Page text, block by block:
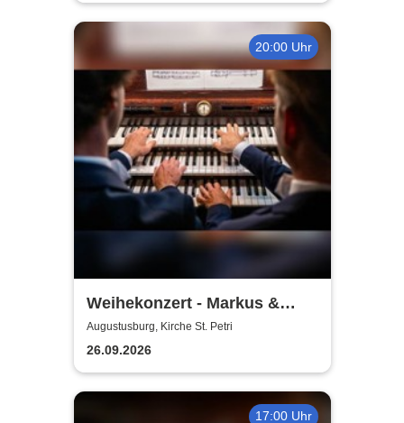
20:00 Uhr
Weihekonzert - Markus &
Pascal Kaufmann
Augustusburg, Kirche St. Petri
26.09.2026
17:00 Uhr